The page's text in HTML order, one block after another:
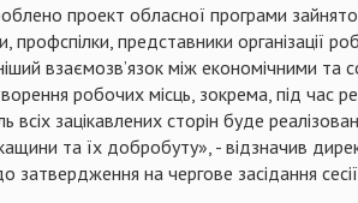
проект обласної програми
профспілки, представники організації
взаємозв’язок між економічними та
робочих місць, зокрема, під час
всіх зацікавлених сторін буде
та їх добробуту», - відзначив
затвердження на чергове засідання